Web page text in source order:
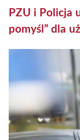
PZU i Policja
pomyśl” dla